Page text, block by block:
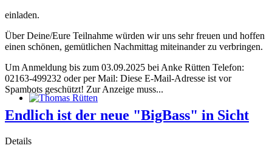
Thomas Rütten
einladen.
Über Deine/Eure Teilnahme würden wir uns sehr freuen und hoffen
einen schönen, gemütlichen Nachmittag miteinander zu verbringen.
Um Anmeldung bis zum 03.09.2025 bei Anke Rütten Telefon:
02163-499232 oder per Mail: Diese E-Mail-Adresse ist vor
Spambots geschützt! Zur Anzeige muss...
Endlich ist der neue "BigBass" in Sicht
Details